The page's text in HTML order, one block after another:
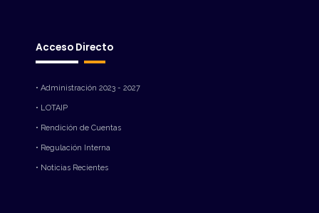
Acceso Directo
• Administración 2023 - 2027
• LOTAIP
• Rendición de Cuentas
• Regulación Interna
• Noticias Recientes